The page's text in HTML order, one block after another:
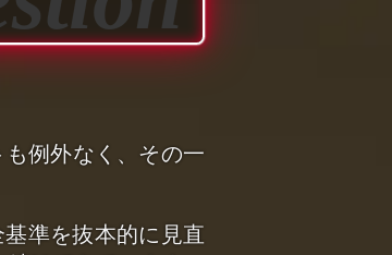
例外なく、その一
準を抜本的に見直